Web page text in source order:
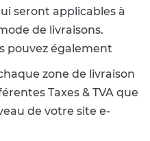
seront applicables à
de livraisons.
pouvez également
zone de livraison
Taxes & TVA que
de votre site e-